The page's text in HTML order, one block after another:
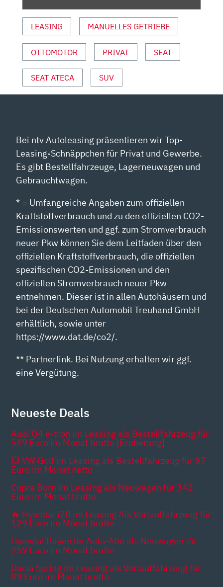
ESTER |
OTOR U
ND S
PORT“ V
ON Y
LEASING MANUELLES GETRIEBE
OTTOMOTOR PRIVAT SEAT
SEAT ATECA SUV
Bei ntv Autoleasing präsentieren wir Top-
Leasing-Schnäppchen für Privat und Gewerbe.
Es gibt Bestellfahrzeuge, Lagerneuwagen und
Gebrauchtwagen.
* = Umfangreiche Angaben zum offiziellen
Kraftstoffverbrauch und zu den offiziellen CO2-
Emissionswerten und ggf. zum Stromverbrauch
neuer Pkw können Sie dem Leitfaden über den
offiziellen Kraftstoffverbrauch, die offiziellen
spezifischen CO2-Emissionen und den
offiziellen Stromverbrauch neuer Pkw
entnehmen. Dieser ist in allen Autohäusern und
bei der Deutschen Automobil Treuhand GmbH
erhältlich, sowie unter
https://www.dat.de/co2/.
** Partnerlink. Bei Nutzung erhalten wir ggf.
eine Vergütung.
Neueste Deals
Audi Q4 e-tron im Leasing als Bestellfahrzeug für
549 Euro im Monat brutto [Eroberung]
💥 VW Golf im Leasing als Bestellfahrzeug für 87
Euro im Monat netto
Cupra Born im Leasing als Neuwagen für 342
Euro im Monat brutto
🔥 Hyundai i20 im Leasing Als Vorlauffahrzeug für
129 Euro im Monat brutto
Hyundai Bayon im Auto-Abo als Neuwagen für
259 Euro im Monat brutto
Dacia Spring im Leasing als Vorlauffahrzeug für
89 Euro im Monat brutto